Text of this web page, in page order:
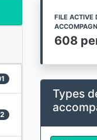
FILE ACTIVE
608
Types